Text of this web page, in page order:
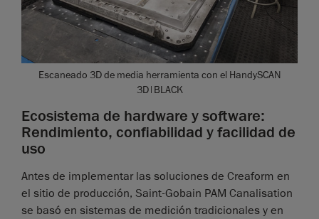
Escaneado 3D de media herramienta con el HandySCAN
3D|BLACK
Ecosistema de hardware y software:
Rendimiento, confiabilidad y facilidad de
uso
Antes de implementar las soluciones de Creaform en
el sitio de producción, Saint-Gobain PAM Canalisation
se basó en sistemas de medición tradicionales y en